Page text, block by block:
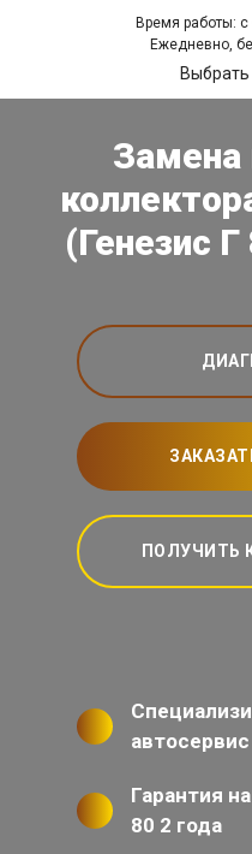
Время работы:
Ежедневно,
Выбрать
Замена
(Генезис
ПОЛУЧИТЬ
Гарантия
80 2 года